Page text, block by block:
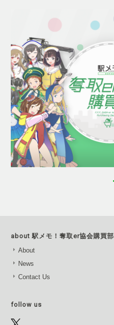
about 駅メモ！奪取er協会購買部
About
News
Contact Us
follow us